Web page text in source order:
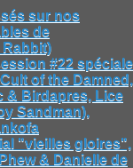
sur nos
de
Rabbit)
#22 spéciale
of the Damned,
& Birdapres, Lice
Sandman),
"vieilles gloires",
& Danielle de